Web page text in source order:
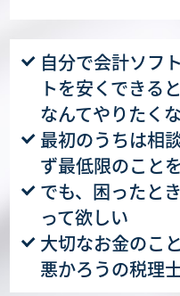
自分で会計ソフ
トを安くできる
なんてやりたく
最初のうちは相
ず最低限のこと
でも、困ったと
って欲しい
大切なお金のこ
悪かろうの税理